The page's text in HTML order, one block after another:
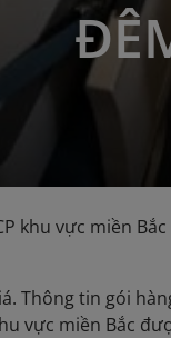
khu vực miền
Thông tin gói
vực miền Bắc